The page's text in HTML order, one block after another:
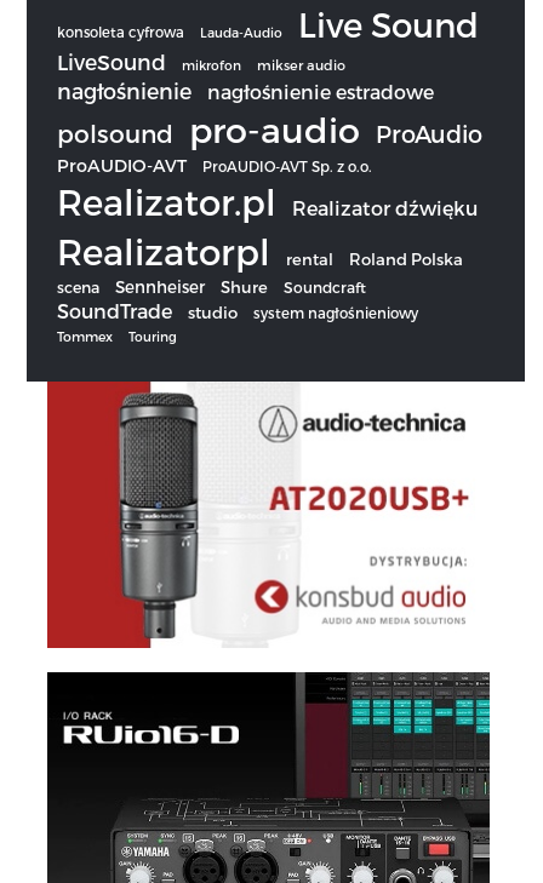
konsoleta cyfrowa Lauda-Audio Live Sound
LiveSound mikrofon mikser audio
nagłośnienie nagłośnienie estradowe
polsound pro-audio ProAudio
ProAUDIO-AVT ProAUDIO-AVT Sp. z o.o.
Realizator.pl Realizator dźwięku
Realizatorpl rental Roland Polska
scena Sennheiser Shure Soundcraft
SoundTrade studio system nagłośnieniowy
Tommex Touring